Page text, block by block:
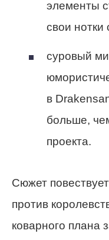
элементы
свои нотки
суровый
в
больше,
проекта.
Сюжет
против
коварного плана